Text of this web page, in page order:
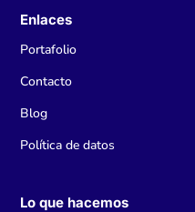
Enlaces
Portafolio
Contacto
Blog
Política de datos
Lo que hacemos